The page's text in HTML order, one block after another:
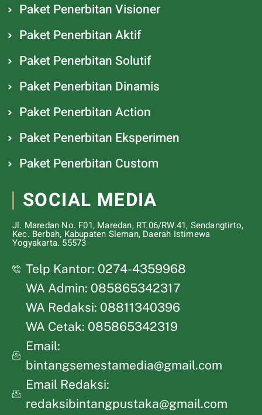
Paket Penerbitan Visioner
Paket Penerbitan Aktif
Paket Penerbitan Solutif
Paket Penerbitan Dinamis
Paket Penerbitan Action
Paket Penerbitan Eksperimen
Paket Penerbitan Custom
SOCIAL MEDIA
Jl. Maredan No. F01, Maredan, RT.06/RW.41, Sendangtirto,
Kec. Berbah, Kabupaten Sleman, Daerah Istimewa
Yogyakarta. 55573
Telp Kantor: 0274-4359968
WA Admin: 085865342317
WA Redaksi: 08811340396
WA Cetak: 085865342319
Email:
bintangsemestamedia@gmail.com
Email Redaksi:
redaksibintangpustaka@gmail.com